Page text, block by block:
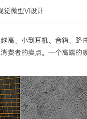
微型VI设计
高，小到耳机、音箱、
费者的卖点。一个高端